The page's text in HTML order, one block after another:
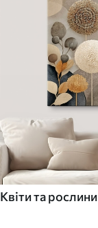
Квіти та рослини